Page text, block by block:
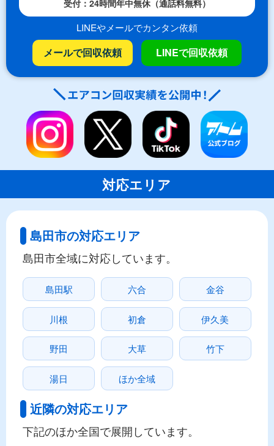
受付：24時間年中無休（通話料無料）
LINEやメールでカンタン依頼
メールで回収依頼 LINEで回収依頼
対応エリア
島田市の対応エリア
島田市全域に対応しています。
島田駅 六合 金谷
川根 初倉 伊久美
野田 大草 竹下
湯日 ほか全域
近隣の対応エリア
下記のほか全国で展開しています。